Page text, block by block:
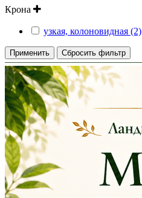
Крона
узкая, колоновидная (2)
Применить Сбросить фильтр